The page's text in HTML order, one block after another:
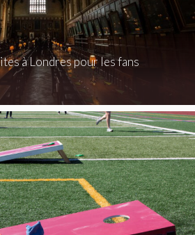
à Londres pour les fans